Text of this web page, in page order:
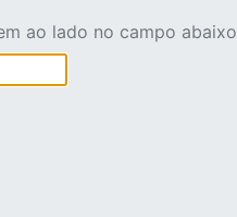
ao lado no campo abaixo